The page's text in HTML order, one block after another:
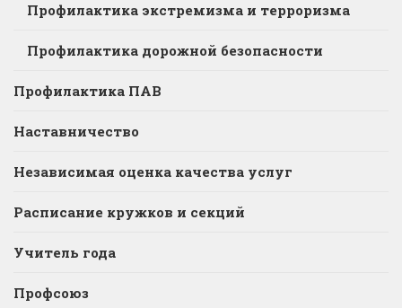
Профилактика экстремизма и терроризма
Профилактика дорожной безопасности
Профилактика ПАВ
Наставничество
Независимая оценка качества услуг
Расписание кружков и секций
Учитель года
Профсоюз